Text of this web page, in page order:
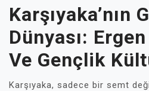
Karşıyaka’nın
Dünyası:
Ve Gençlik
Karşıyaka, sadece bir semt